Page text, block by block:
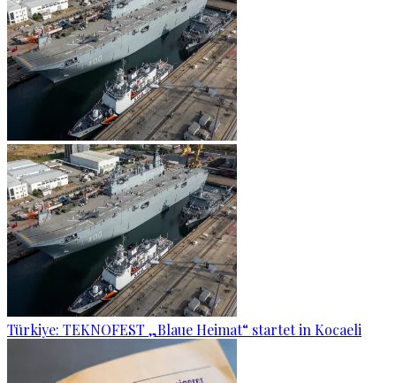
Türkiye: TEKNOFEST „Blaue Heimat“ startet in Kocaeli